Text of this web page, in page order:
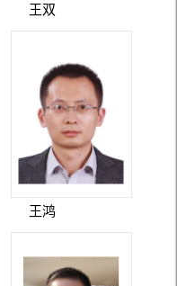
王双
王鸿